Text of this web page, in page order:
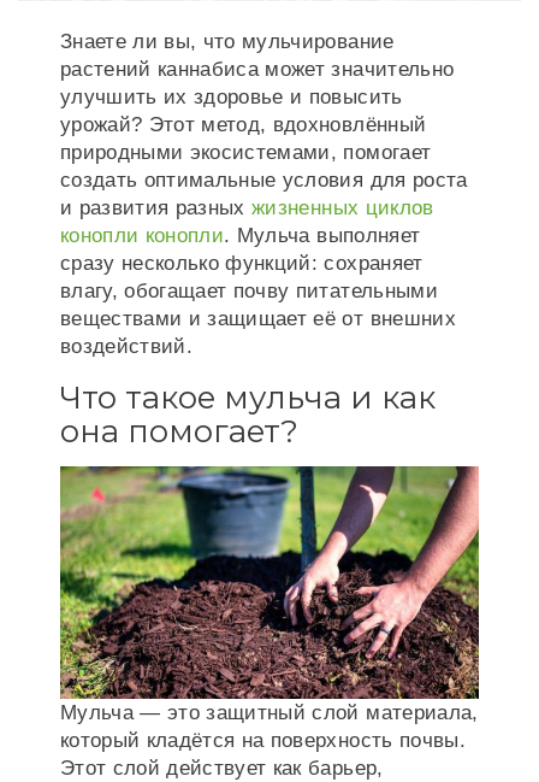
Знаете ли вы, что мульчирование
растений каннабиса может значительно
улучшить их здоровье и повысить
урожай? Этот метод, вдохновлённый
природными экосистемами, помогает
создать оптимальные условия для роста
и развития разныхжизненных циклов
конопли конопли. Мульча выполняет
сразу несколько функций: сохраняет
влагу, обогащает почву питательными
веществами и защищает её от внешних
воздействий.
Что такое мульча и как
она помогает?
Мульча — это защитный слой материала,
который кладётся на поверхность почвы.
Этот слой действует как барьер,